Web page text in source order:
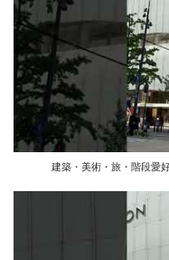
建築・美術・旅・階段愛